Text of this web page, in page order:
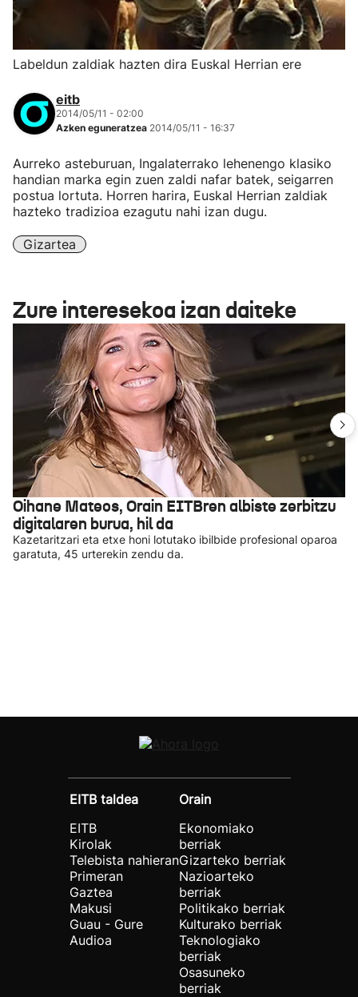
Labeldun zaldiak hazten dira Euskal Herrian ere
eitb
2014/05/11 - 02:00
Azken eguneratzea 2014/05/11 - 16:37
Aurreko asteburuan, Ingalaterrako lehenengo klasiko
handian marka egin zuen zaldi nafar batek, seigarren
postua lortuta. Horren harira, Euskal Herrian zaldiak
hazteko tradizioa ezagutu nahi izan dugu.
Gizartea
Zure interesekoa izan daiteke
Oihane Mateos, Orain EITBren albiste zerbitzu
digitalaren burua, hil da
Kazetaritzari eta etxe honi lotutako ibilbide profesional oparoa
garatuta, 45 urterekin zendu da.
EITB taldea
EITB
Kirolak
Telebista nahieran
Primeran
Gaztea
Makusi
Guau - Gure
Audioa
Orain
Ekonomiako
berriak
Gizarteko berriak
Nazioarteko
berriak
Politikako berriak
Kulturako berriak
Teknologiako
berriak
Osasuneko
berriak